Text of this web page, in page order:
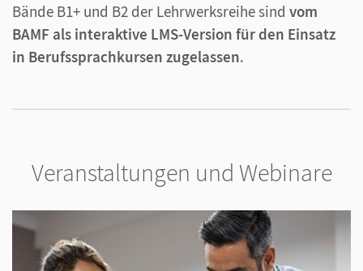
Bände B1+ und B2 der Lehrwerksreihe sind vom
BAMF als interaktive LMS-Version für den Einsatz
in Berufssprachkursen zugelassen.
Veranstaltungen und Webinare